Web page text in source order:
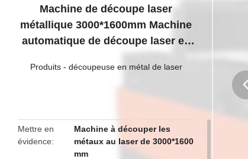
Machine de découpe laser
métallique 3000*1600mm Machine
automatique de découpe laser en
Produits- découpeuse en métal de laser
Mettre en
évidence
Machine à découper les
métaux au laser de 3000*1600
mm